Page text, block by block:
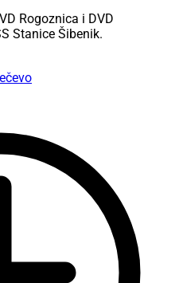
Rogoznica i DVD
Stanice Šibenik.